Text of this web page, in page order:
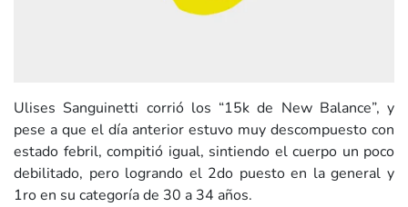
Ulises Sanguinetti corrió los “15k de New Balance”, y
pese a que el día anterior estuvo muy descompuesto con
estado febril, compitió igual, sintiendo el cuerpo un poco
debilitado, pero logrando el 2do puesto en la general y
1ro en su categoría de 30 a 34 años.